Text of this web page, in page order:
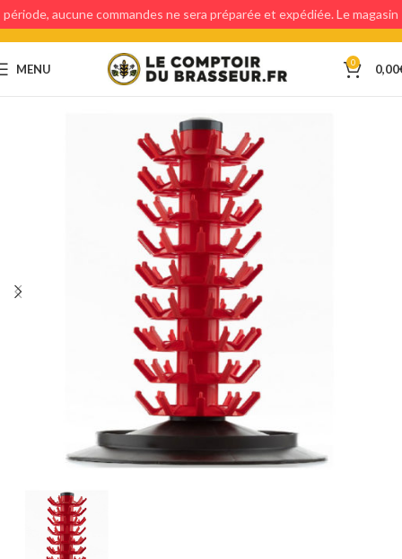
MENU 0 0,00
période, aucune commandes ne sera préparée et expédiée. Le magasin
étant fermé, aucun retraits en magasin ne sera possible.